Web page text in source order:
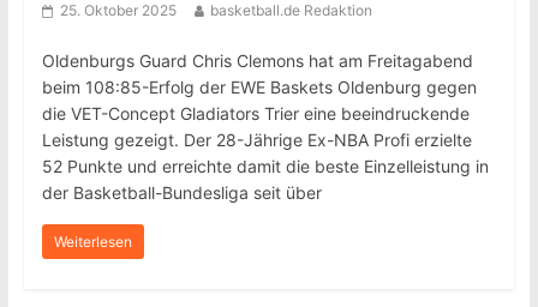
25. Oktober 2025 basketball.de Redaktion
Oldenburgs Guard Chris Clemons hat am Freitagabend
beim 108:85-Erfolg der EWE Baskets Oldenburg gegen
die VET-Concept Gladiators Trier eine beeindruckende
Leistung gezeigt. Der 28-Jährige Ex-NBA Profi erzielte
52 Punkte und erreichte damit die beste Einzelleistung in
der Basketball-Bundesliga seit über
Weiterlesen